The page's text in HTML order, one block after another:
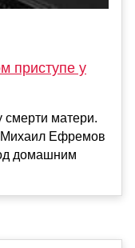
приступе у
смерти матери.
Михаил Ефремов
домашним